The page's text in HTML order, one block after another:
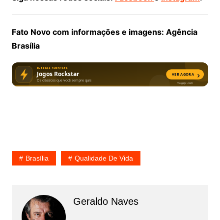
Fato Novo com informações e imagens: Agência
Brasília
Brasília Qualidade De Vida
Geraldo Naves